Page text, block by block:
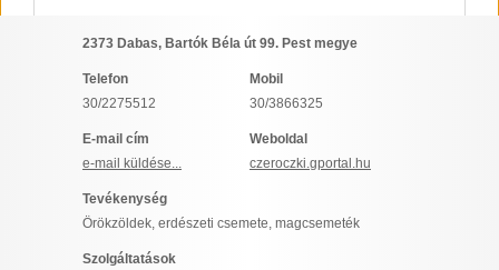
I want to allow Google to enable storage
functionality and fraud prevention, and other
user protection.
CONFIRM
2373 Dabas, Bartók Béla út 99. Pest megye
Telefon
30/2275512
Mobil
30/3866325
E-mail cím
e-mail küldése...
Weboldal
czeroczki.gportal.hu
Tevékenység
Örökzöldek, erdészeti csemete, magcsemeték
Szolgáltatások